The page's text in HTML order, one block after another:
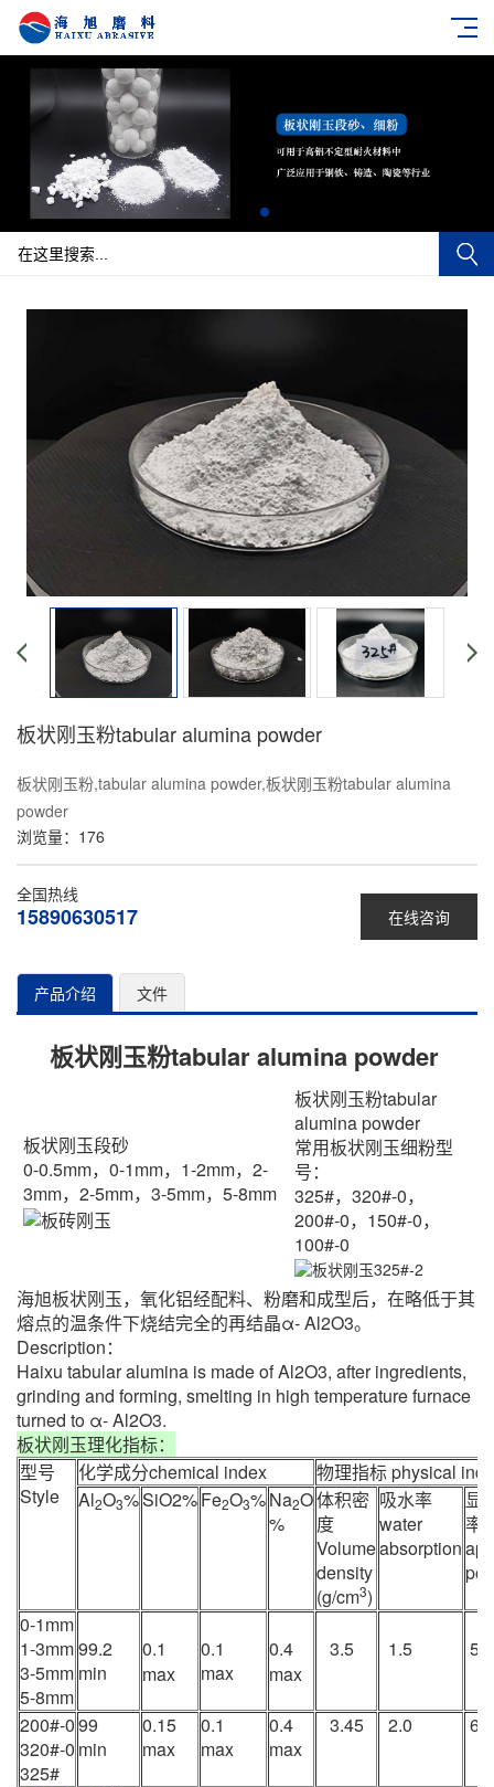
板状刚玉粉tabular alumina powder
板状刚玉粉,tabular alumina powder,板状刚玉粉tabular alumina
powder
浏览量： 176
在线咨询
全国热线
15890630517
产品介绍 文件
板状刚玉粉tabular alumina powder
板状刚玉段砂
0-0.5mm，0-1mm，1-2mm，2-
3mm，2-5mm，3-5mm，5-8mm
板状刚玉粉tabular
alumina powder
常用板状刚玉细粉型
号：
325#，320#-0，
200#-0，150#-0，
100#-0
海旭板状刚玉， 氧化铝经配料、粉磨和成型后，在略低于其
熔点的温条件下烧结完全的再结晶α- Al2O3。
Description：
Haixu tabular alumina is made of Al2O3, after ingredients,
grinding and forming, smelting in high temperature furnace
turned to α- Al2O3.
板状刚玉理化指标：
型号
Style
化学成分chemical index
物理指标 physical
Al2O3%SiO2%Fe2O3%Na2O
%
体积密
度
Volume
density
(g/cm3)
吸水率
water
absorption
显
率
0-1mm
1-3mm
3-5mm
5-8mm
99.2
min
0.1
max
0.1
max
0.4
max
3.5 1.5
200#-0
320#-0
325#
99
min
0.15
max
0.1
max
0.4
max
3.45 2.0